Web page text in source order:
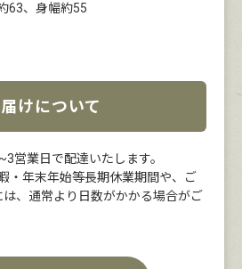
63、身幅約55
けについて
営業日で配達いたします。
・年末年始等長期休業期間や、ご
、通常より日数がかかる場合がご